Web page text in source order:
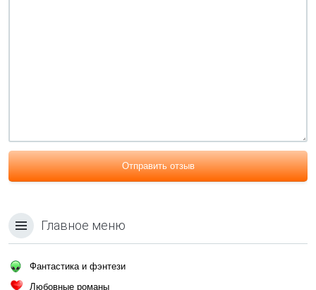
Отправить отзыв
Главное меню
Фантастика и фэнтези
Любовные романы